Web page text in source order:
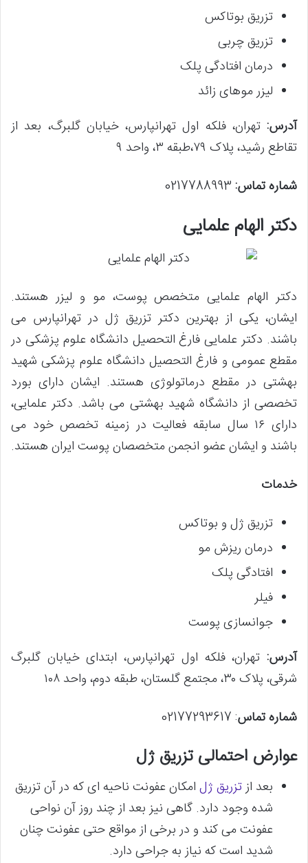
تزریق بوتاکس
تزریق چربی
درمان افتادگی پلک
لیزر موهای زائد
آدرس:تهران، فلکه اول تهرانپارس، خیابان گلبرگ، بعد از
تقاطع رشید، پلاک ۷۹،طبقه ۳، واحد ۹
شماره تماس: 0217788993
دکتر الهام علمایی
دکتر الهام علمایی متخصص پوست، مو و لیزر هستند.
ایشان، یکی از بهترین دکتر تزریق ژل در تهرانپارس می
باشند. دکتر علمایی فارغ التحصیل دانشگاه علوم پزشکی در
مقطع عمومی و فارغ التحصیل دانشگاه علوم پزشکی شهید
بهشتی در مقطع درماتولوژی هستند. ایشان دارای بورد
تخصصی از دانشگاه شهید بهشتی می باشد. دکتر علمایی،
دارای ۱۶ سال سابقه فعالیت در زمینه تخصص خود می
باشند و ایشان عضو انجمن متخصصان پوست ایران هستند.
خدمات
تزریق ژل و بوتاکس
درمان ریزش مو
افتادگی پلک
فیلر
جوانسازی پوست
آدرس: تهران، فلکه اول تهرانپارس، ابتدای خیابان گلبرگ
شرقی، پلاک ۳۰، مجتمع گلستان، طبقه دوم، واحد ۱۰۸
شماره تماس: 02177293617
عوارض احتمالی تزریق ژل
بعد ازتزریق ژل امکان عفونت ناحیه ای که در آن تزریق
شده وجود دارد. گاهی نیز بعد از چند روز آن نواحی
عفونت می کند و در برخی از مواقع حتی عفونت چنان
شدید است که نیاز به جراحی دارد.